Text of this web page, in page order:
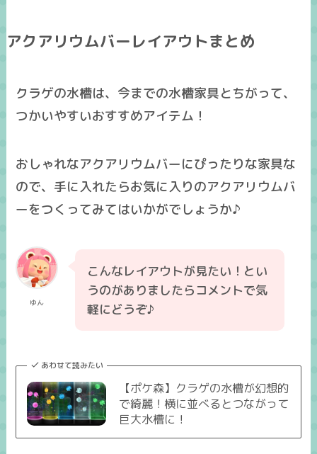
アクアリウムバーレイアウトまとめ
クラゲの水槽は、今までの水槽家具とちがって、
つかいやすいおすすめアイテム！
おしゃれなアクアリウムバーにぴったりな家具な
ので、手に入れたらお気に入りのアクアリウムバ
ーをつくってみてはいかがでしょうか♪
ゆん
こんなレイアウトが見たい！とい
うのがありましたらコメントで気
軽にどうぞ♪
あわせて読みたい
【ポケ森】クラゲの水槽が幻想的
で綺麗！横に並べるとつながって
巨大水槽に！